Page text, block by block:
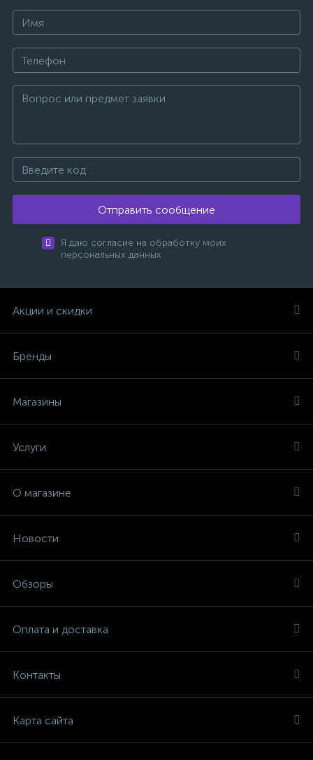
Отправить сообщение
Я даю согласие на обработку моих
персональных данных
Акции и скидки
Бренды
Магазины
Услуги
О магазине
Новости
Обзоры
Оплата и доставка
Контакты
Карта сайта